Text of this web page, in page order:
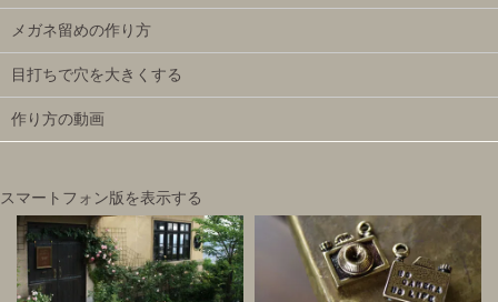
メガネ留めの作り方
目打ちで穴を大きくする
作り方の動画
スマートフォン版を表示する